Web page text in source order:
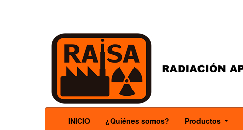
INICIO ¿Quiénes somos? Productos